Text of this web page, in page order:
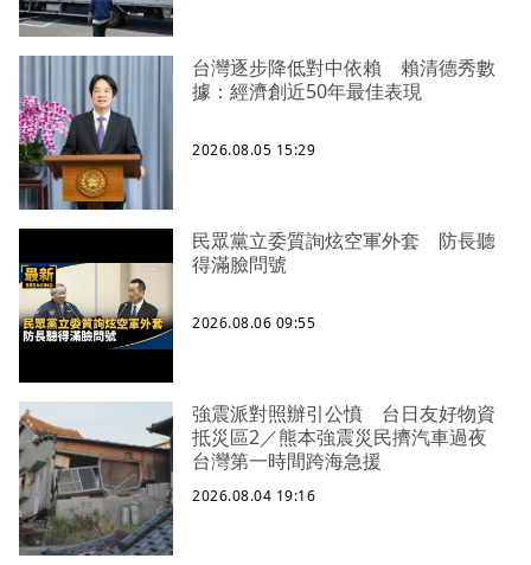
台灣逐步降低對中依賴 賴清德秀數
據：經濟創近50年最佳表現
2026.08.05 15:29
民眾黨立委質詢炫空軍外套 防長聽
得滿臉問號
2026.08.06 09:55
強震派對照辦引公憤 台日友好物資
抵災區2／熊本強震災民擠汽車過夜
台灣第一時間跨海急援
2026.08.04 19:16